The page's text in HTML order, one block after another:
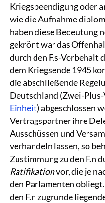
Kriegsbeendigung oder
wie die Aufnahme
haben diese Bedeutung
gekrönt war das
durch den F.s-Vorbehalt
dem Kriegsende 1945
die abschließende
Deutschland (Zwei-
Einheit) abgeschlossen
Vertragspartner ihre
Ausschüssen und
verhandeln lassen, so
Zustimmung zu den F.n
Ratifikationvor, die je
den Parlamenten
den F.n zugrunde